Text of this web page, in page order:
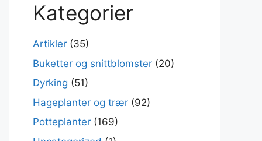
Kategorier
Artikler (35)
Buketter og snittblomster (20)
Dyrking (51)
Hageplanter og trær (92)
Potteplanter (169)